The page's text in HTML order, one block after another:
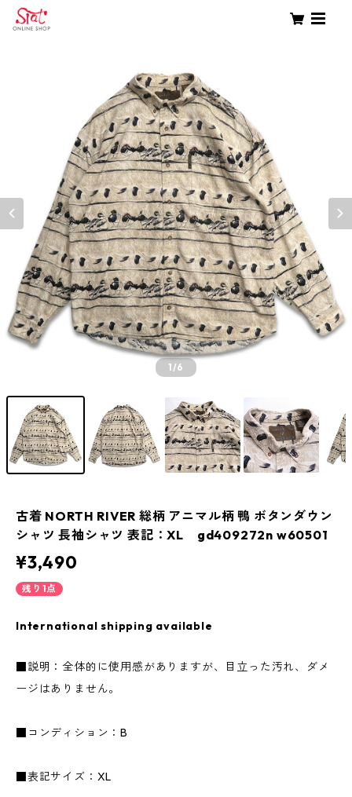
1/6
古着 NORTH RIVER 総柄 アニマル柄 鴨 ボタンダウン
シャツ 長袖シャツ 表記：XL gd409272n w60501
¥3,490
残り1点
International shipping available
■説明：全体的に使用感がありますが、目立った汚れ、ダメ
ージはありません。
■コンディション：B
■表記サイズ：XL